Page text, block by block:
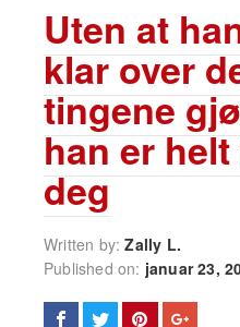
Uten at
klar over
tingene
han er
deg
Written by:Zally L.
Published on: januar 23,